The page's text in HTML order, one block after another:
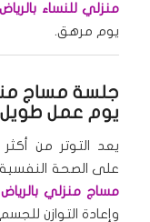
منزلي للنساء بالرياض
يوم مرهق.
جلسة مساج
يوم عمل طويل
يعد التوتر من
على الصحة
مساج منزلي بالرياض
وإعادة التوازن